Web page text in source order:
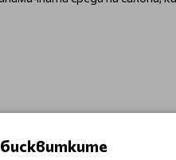
ефективността.